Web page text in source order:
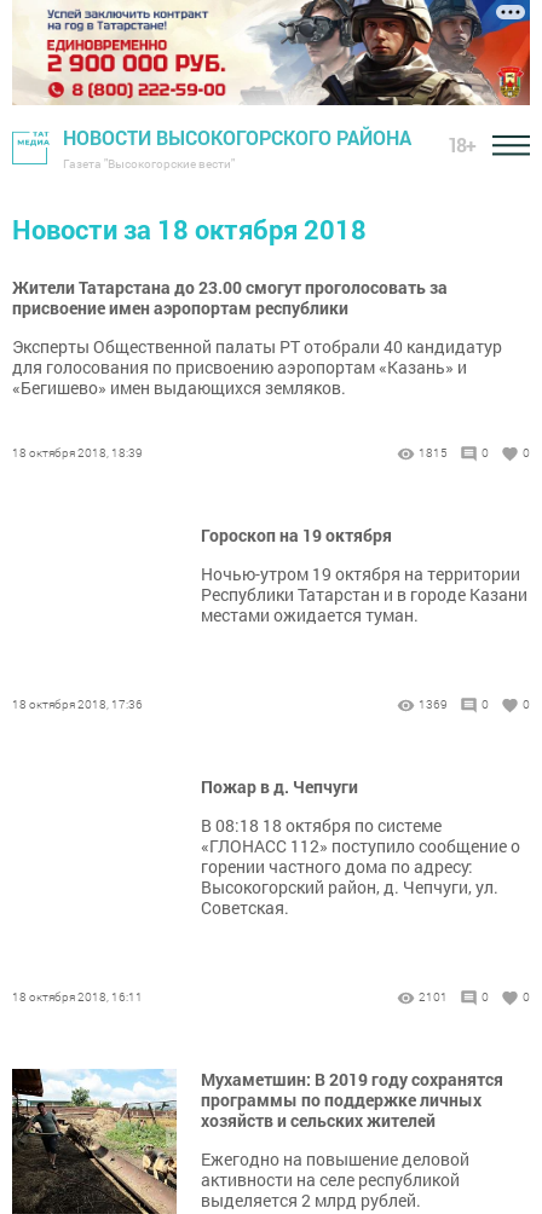
НОВОСТИ ВЫСОКОГОРСКОГО РАЙОНА
Газета "Высокогорские вести"
18+
Новости за 18 октября 2018
Жители Татарстана до 23.00 смогут проголосовать за
присвоение имен аэропортам республики
Эксперты Общественной палаты РТ отобрали 40 кандидатур
для голосования по присвоению аэропортам «Казань» и
«Бегишево» имен выдающихся земляков.
18 октября 2018, 18:39 1815 0 0
Гороскоп на 19 октября
Ночью-утром 19 октября на территории
Республики Татарстан и в городе Казани
местами ожидается туман.
18 октября 2018, 17:36 1369 0 0
Пожар в д. Чепчуги
В 08:18 18 октября по системе
«ГЛОНАСС 112» поступило сообщение о
горении частного дома по адресу:
Высокогорский район, д. Чепчуги, ул.
Советская.
18 октября 2018, 16:11 2101 0 0
Мухаметшин: В 2019 году сохранятся
программы по поддержке личных
хозяйств и сельских жителей
Ежегодно на повышение деловой
активности на селе республикой
выделяется 2 млрд рублей.